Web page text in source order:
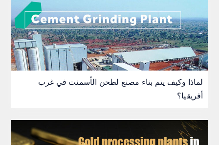
لماذا وكيف يتم بناء مصنع لطحن الأسمنت في غرب
أفريقيا؟